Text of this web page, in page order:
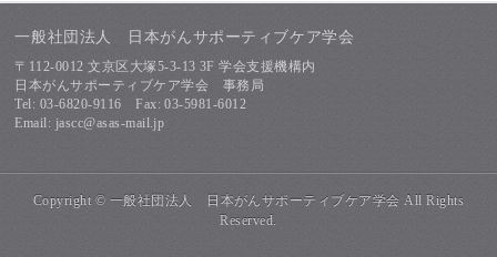
一般社団法人 日本がんサポーティブケア学会
〒112-0012 文京区大塚5-3-13 3F 学会支援機構内
日本がんサポーティブケア学会 事務局
Tel: 03-6820-9116 Fax: 03-5981-6012
Email: jascc@asas-mail.jp
Copyright © 一般社団法人 日本がんサポーティブケア学会 All Rights
Reserved.